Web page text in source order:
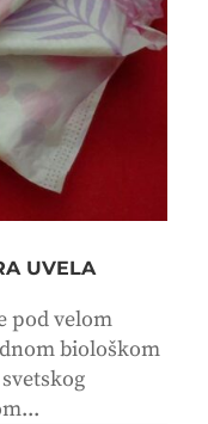
UVELA
pod velom
biološkom